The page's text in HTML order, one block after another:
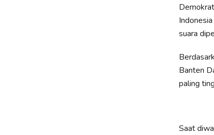
suara
Banten
paling
Saat